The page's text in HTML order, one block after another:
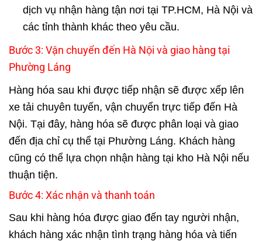
dịch vụ nhận hàng tận nơi tại TP.HCM, Hà Nội và
các tỉnh thành khác theo yêu cầu.
Bước 3: Vận chuyển đến Hà Nội và giao hàng tại
Phường Láng
Hàng hóa sau khi được tiếp nhận sẽ được xếp lên
xe tải chuyên tuyến, vận chuyển trực tiếp đến Hà
Nội. Tại đây, hàng hóa sẽ được phân loại và giao
đến địa chỉ cụ thể tại Phường Láng. Khách hàng
cũng có thể lựa chọn nhận hàng tại kho Hà Nội nếu
thuận tiện.
Bước 4: Xác nhận và thanh toán
Sau khi hàng hóa được giao đến tay người nhận,
khách hàng xác nhận tình trạng hàng hóa và tiến